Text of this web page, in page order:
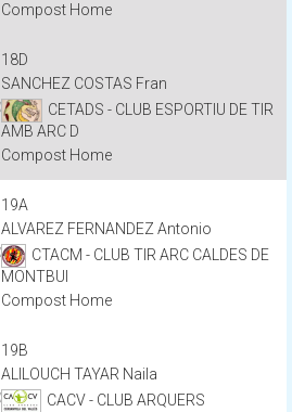
Compost Home
18D
SANCHEZ COSTAS Fran
CETADS - CLUB ESPORTIU DE TIR
AMB ARC D
Compost Home
19A
ALVAREZ FERNANDEZ Antonio
CTACM - CLUB TIR ARC CALDES DE
MONTBUI
Compost Home
19B
ALILOUCH TAYAR Naila
CACV - CLUB ARQUERS